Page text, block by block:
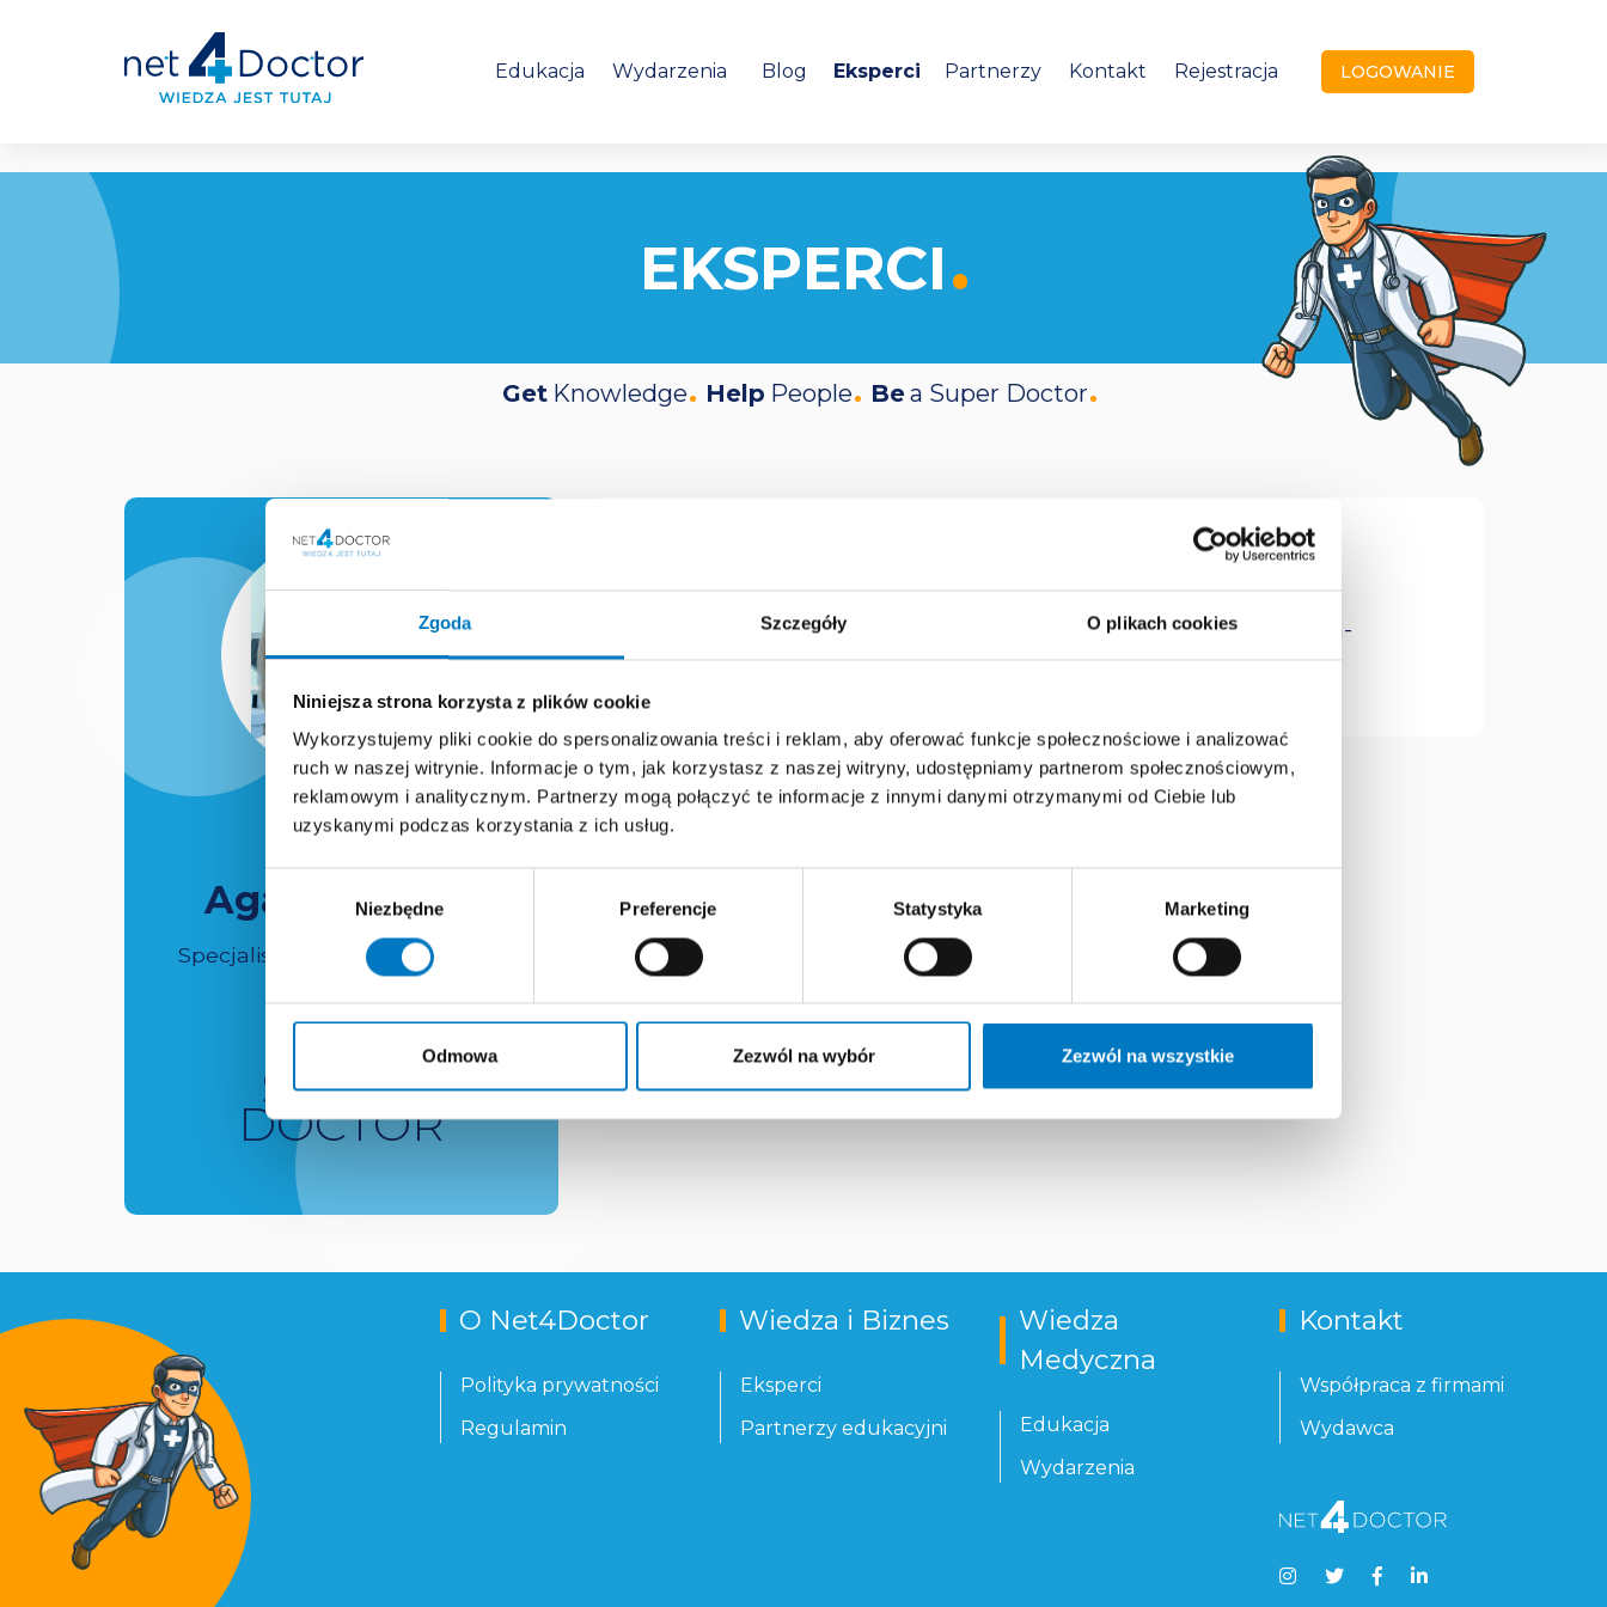
Zgoda Szczegóły O plikach cookies
Niniejsza strona korzysta z plików cookie
Wykorzystujemy pliki cookie do spersonalizowania treści i reklam, aby oferować funkcje społecznościowe i analizować
ruch w naszej witrynie. Informacje o tym, jak korzystasz z naszej witryny, udostępniamy partnerom społecznościowym,
reklamowym i analitycznym. Partnerzy mogą połączyć te informacje z innymi danymi otrzymanymi od Ciebie lub
uzyskanymi podczas korzystania z ich usług.
zgody
Niezbędne Preferencje Statystyka Marketing
Odmowa Zezwól na wybór Zezwól na wszystkie
Edukacja Wydarzenia Blog Eksperci Partnerzy Kontakt Rejestracja LOGOWANIE
EKSPERCI
Get Knowledge Help People Bea Super Doctor
dr n. med.
Agata Brązert
Specjalista z zakresu okulistyki
SUPER
DOCTOR
źródło: https://www.halodoctor.pl/lekarze/agata-brazert-okulista-
poznan-poznan-grunwald
O Net4Doctor
Polityka prywatności
Regulamin
Wiedza i Biznes
Eksperci
Partnerzy edukacyjni
Wiedza
Medyczna
Edukacja
Wydarzenia
Kontakt
Współpraca z firmami
Wydawca